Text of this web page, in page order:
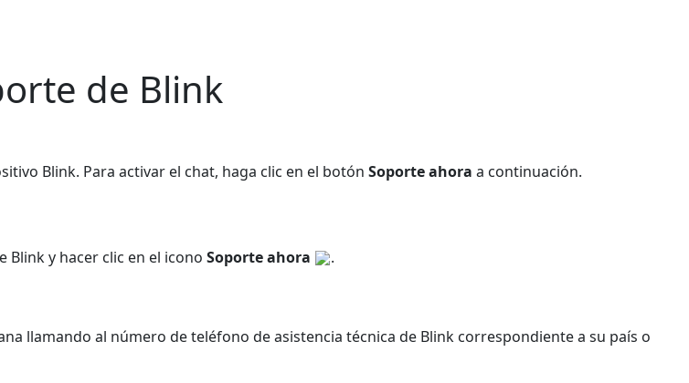
de Blink
Blink. Para activar el chat, haga clic en el botón Soporte ahora a continuación.
y hacer clic en el icono Soporte ahora .
llamando al número de teléfono de asistencia técnica de Blink correspondiente a su país o